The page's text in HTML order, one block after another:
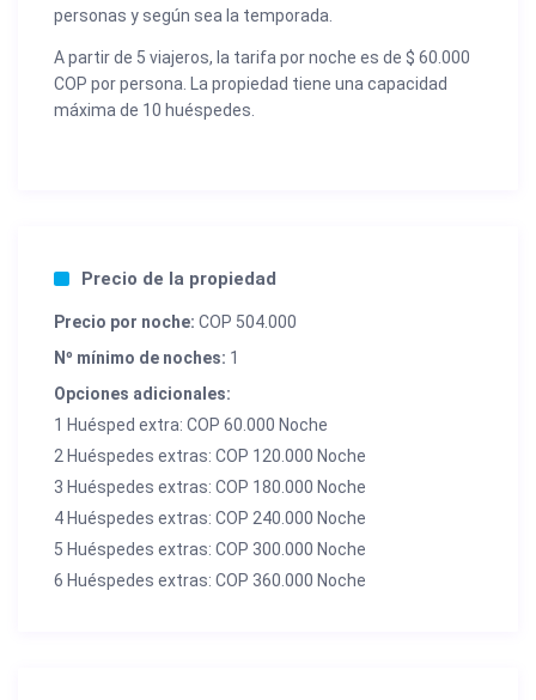
personas y según sea la temporada.
A partir de 5 viajeros, la tarifa por noche es de $ 60.000
COP por persona. La propiedad tiene una capacidad
máxima de 10 huéspedes.
Precio de la propiedad
Precio por noche: COP 504.000
Nº mínimo de noches: 1
Opciones adicionales:
1 Huésped extra: COP 60.000 Noche
2 Huéspedes extras: COP 120.000 Noche
3 Huéspedes extras: COP 180.000 Noche
4 Huéspedes extras: COP 240.000 Noche
5 Huéspedes extras: COP 300.000 Noche
6 Huéspedes extras: COP 360.000 Noche